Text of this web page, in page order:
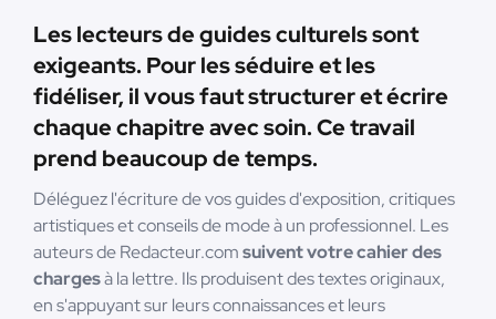
Les lecteurs de guides culturels sont
exigeants. Pour les séduire et les
fidéliser, il vous faut structurer et écrire
chaque chapitre avec soin. Ce travail
prend beaucoup de temps.
Déléguez l'écriture de vos guides d'exposition, critiques
artistiques et conseils de mode à un professionnel. Les
auteurs de Redacteur.comsuivent votre cahier des
chargesà la lettre. Ils produisent des textes originaux,
en s'appuyant sur leurs connaissances et leurs